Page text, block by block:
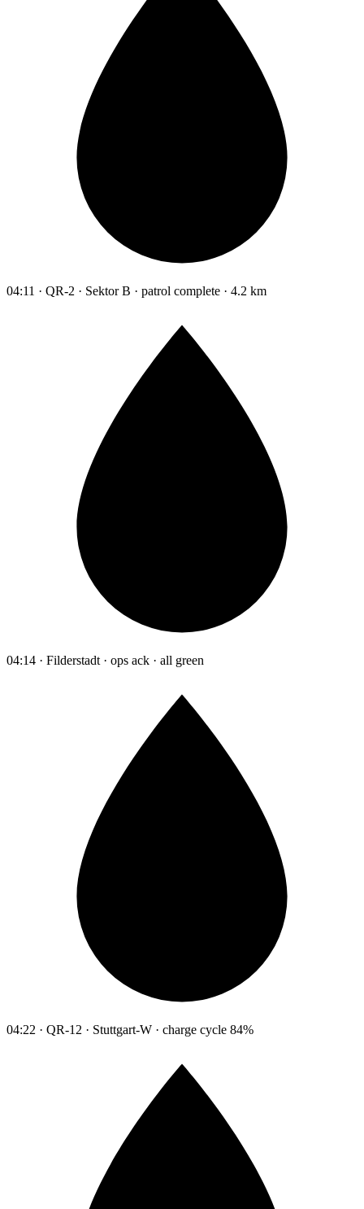
04:11 · QR-2 · Sektor B · patrol complete · 4.2 km
04:14 · Filderstadt · ops ack · all green
04:22 · QR-12 · Stuttgart-W · charge cycle 84%